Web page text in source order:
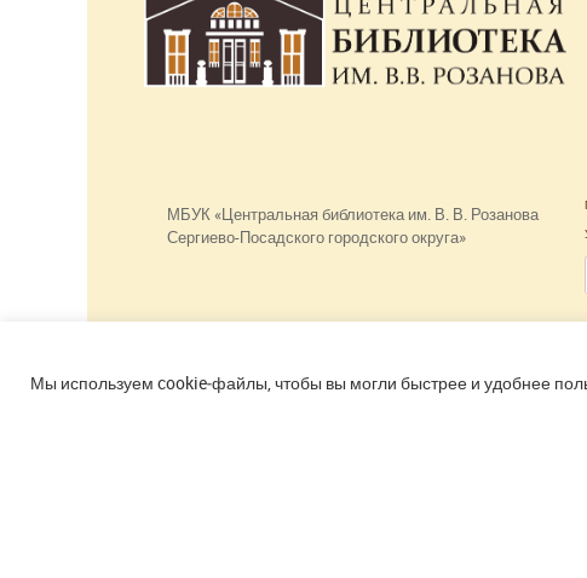
Мы используем cookie‑файлы, чтобы вы могли быстрее и удобнее
МБУК «Центральная библиотека им. В. В. Розанова
Сергиево-Посадского городского округа»